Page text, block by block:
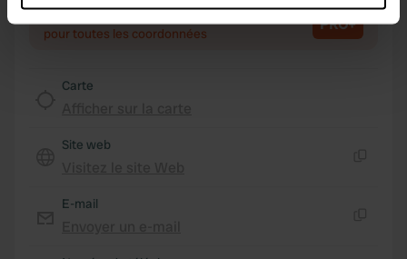
which can be accurate to within several meters
Identify your device by actively scanning it for
Find out more about how your personal data is processed
We use cookies to personalise content and ads, to
our social media, advertising and analytics partners who
Passer àPRO+
pour toutes les coordonnées PRO+
Carte
Site web
E-mail